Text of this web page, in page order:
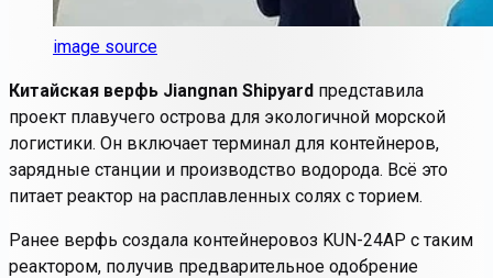
image source
Китайская верфь Jiangnan Shipyard представила
проект плавучего острова для экологичной морской
логистики. Он включает терминал для контейнеров,
зарядные станции и производство водорода. Всё это
питает реактор на расплавленных солях с торием.
Ранее верфь создала контейнеровоз KUN-24AP с таким
реактором, получив предварительное одобрение